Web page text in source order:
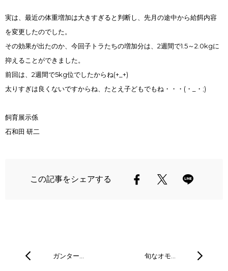
実は、最近の体重増加は大きすぎると判断し、先月の途中から給餌内容
を変更したのでした。
その効果が出たのか、今回子トラたちの増加分は、2週間で1.5～2.0kgに
抑えることができました。
前回は、2週間で5kg位でしたからね(+_+)
太りすぎは良くないですからね、たとえ子どもでもね・・・(・_・;)
飼育展示係
石和田 研二
この記事をシェアする
ガンター… 旬なオモ…